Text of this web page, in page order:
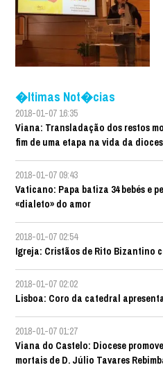
�ltimas Not�cias
2018-01-07 16:35
Viana: Transladação dos restos
fim de uma etapa na vida da
2018-01-07 09:43
Vaticano: Papa batiza 34 bebés e
«dialeto» do amor
2018-01-07 02:54
Igreja: Cristãos de Rito Bizantino
2018-01-07 02:02
Lisboa: Coro da catedral
2018-01-07 01:27
Viana do Castelo: Diocese
mortais de D. Júlio Tavares